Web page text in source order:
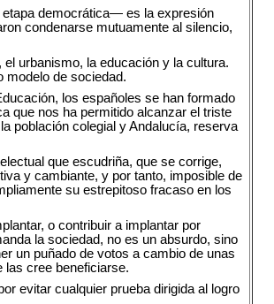
democrática— es la expresión
condenarse mutuamente al silencio,
urbanismo, la educación y la cultura.
modelo de sociedad.
los españoles se han formado
que nos ha permitido alcanzar el triste
población colegial y Andalucía, reserva
que escudriña, que se corrige,
y cambiante, y por tanto, imposible de
su estrepitoso fracaso en los
o contribuir a implantar por
la sociedad, no es un absurdo, sino
un puñado de votos a cambio de unas
las cree beneficiarse.
evitar cualquier prueba dirigida al logro